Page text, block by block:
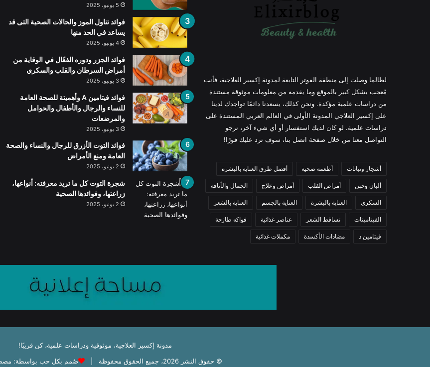
لطالما وصلت إلى منطقة الفوتر التابعة لمدونة إكسير العلاجية، فأنت
مُعجب بشكل كبير بالموقع وما يقدمه من معلومات موثوقة مستندة
من دراسات علمية مؤكدة. ونحن كذلك، يسعدنا دائمًا تواجدك لدينا
على إكسير العلاجي المدونة الأولى في العالم العربي المستندة على
دراسات علمية. لو كان لديك استفسار أو أي شيء آخر، نرجو
التواصل معنا من خلال صفحة اتصل بنا، سوف نرد عليك فورًا!
أشجار ونباتات أطعمة صحية أفضل طرق العناية بالبشرة
ألبان وجبن أمراض القلب أمراض وعلاج الجمال والأناقة
السكري العناية بالبشرة العناية بالجسم العناية بالشعر
الفيتامينات تساقط الشعر عناصر غذائية فواكه طازجة
فيتامين د مضادات الأكسدة مكملات غذائية
5 يونيو، 2025
فوائد تناول الموز والحالات الصحية التى قد
يساعد في الحد منها
4 يونيو، 2025
فوائد الجزر ودوره الفعّال في الوقاية من
أمراض السرطان والقلب والسكري
3 يونيو، 2025
فوائد فيتامين A وأهميتة للصحة العامة
للنساء والرجال والأطفال والحوامل
والمرضعات
3 يونيو، 2025
فوائد التوت الأزرق للرجال والنساء والصحة
العامة ومنع الأمراض
2 يونيو، 2025
شجرة التوت كل ما تريد معرفته: أنواعها،
زراعتها، وفوائدها الصحية
2 يونيو، 2025
مدونة إكسير العلاجية، موثوقية ودراسات علمية، كن قريبًا!
© حقوق النشر 2026، جميع الحقوق محفوظة |
صُمم بكل حب بواسطة: